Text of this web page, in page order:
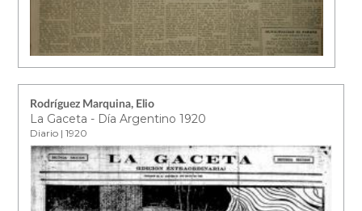
Rodríguez Marquina, Elio
La Gaceta - Día Argentino 1920
Diario | 1920